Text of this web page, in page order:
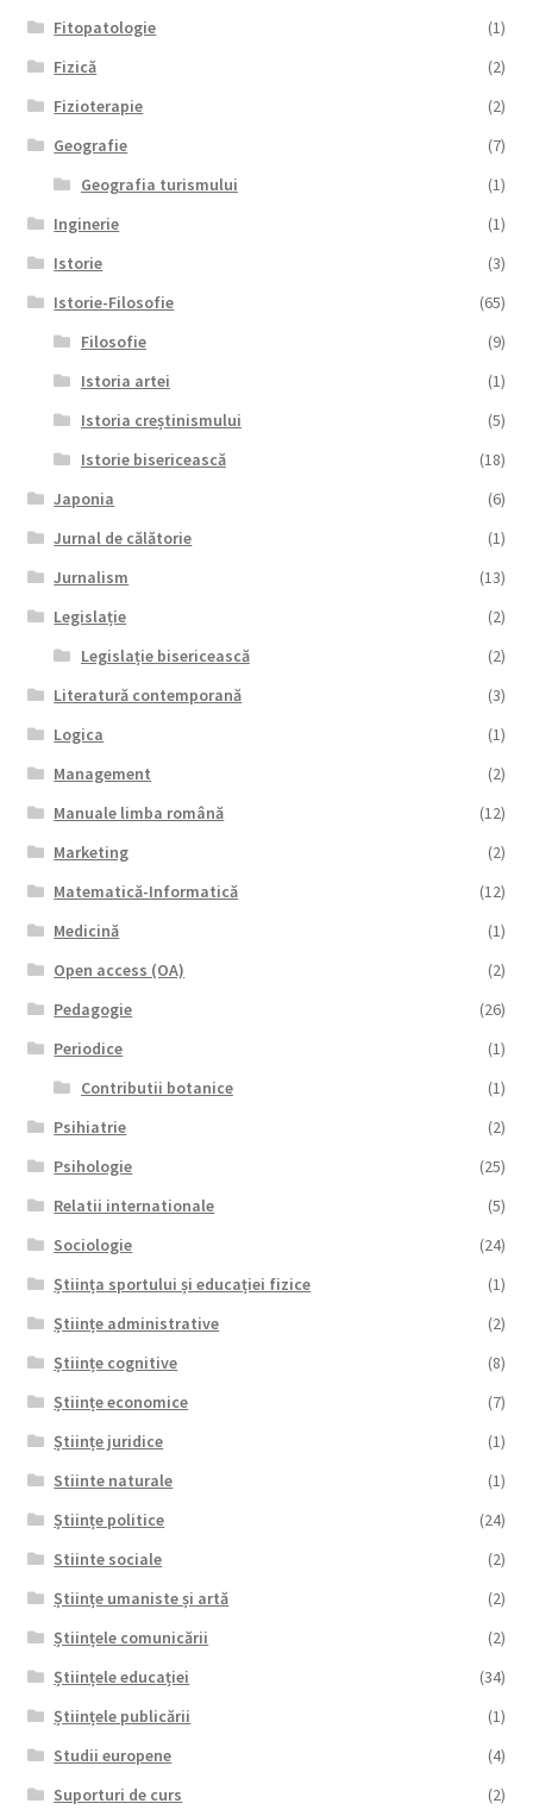
Fitopatologie
(1)
Fizică
(2)
Fizioterapie
(2)
Geografie
(7)
Geografia turismului
(1)
Inginerie
(1)
Istorie
(3)
Istorie-Filosofie
(65)
Filosofie
(9)
Istoria artei
(1)
Istoria creștinismului
(5)
Istorie bisericească
(18)
Japonia
(6)
Jurnal de călătorie
(1)
Jurnalism
(13)
Legislație
(2)
Legislație bisericească
(2)
Literatură contemporană
(3)
Logica
(1)
Management
(2)
Manuale limba română
(12)
Marketing
(2)
Matematică-Informatică
(12)
Medicină
(1)
Open access (OA)
(2)
Pedagogie
(26)
Periodice
(1)
Contributii botanice
(1)
Psihiatrie
(2)
Psihologie
(25)
Relatii internationale
(5)
Sociologie
(24)
Știința sportului și educației fizice
(1)
Științe administrative
(2)
Științe cognitive
(8)
Științe economice
(7)
Științe juridice
(1)
Stiinte naturale
(1)
Științe politice
(24)
Stiinte sociale
(2)
Științe umaniste și artă
(2)
Științele comunicării
(2)
Științele educației
(34)
Științele publicării
(1)
Studii europene
(4)
Suporturi de curs
(2)